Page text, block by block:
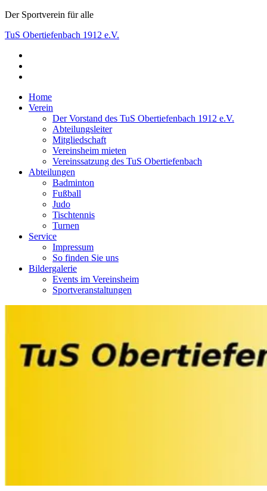
Skip
content
Der Sportverein für alle
TuS Obertiefenbach 1912 e.V.
Der Sportverein für alle
Home
Verein
Der Vorstand des TuS Obertiefenbach 1912 e.V.
Abteilungsleiter
Mitgliedschaft
Vereinsheim mieten
Vereinssatzung des TuS Obertiefenbach
Abteilungen
Badminton
Fußball
Judo
Tischtennis
Turnen
Service
Impressum
So finden Sie uns
Bildergalerie
Events im Vereinsheim
Sportveranstaltungen